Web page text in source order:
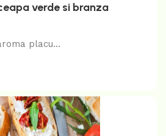
verde si branza
placu...